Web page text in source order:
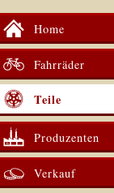
Home
Fahrräder
Teile
Produzenten
Verkauf